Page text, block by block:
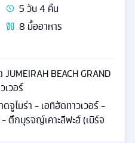
5วัน4 คืน
8 มื้ออาหาร
BEACH GRAND
เวอร์
ดจูไมร่า - เอทิฮัดทาวเวอร์ -
ตึกบุรจญ์เคาะลีฟะฮ์ (เบิร์จ